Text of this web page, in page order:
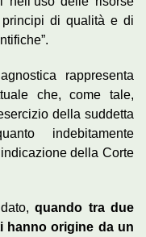
di qualità e di
rappresenta
che, come tale,
della suddetta
indebitamente
della Corte
quando tra due
hanno origine da un